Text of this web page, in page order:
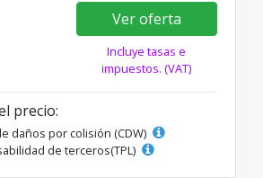
Ver oferta
Incluye tasas e
impuestos. (VAT)
precio:
daños por colisión (CDW)
de terceros(TPL)